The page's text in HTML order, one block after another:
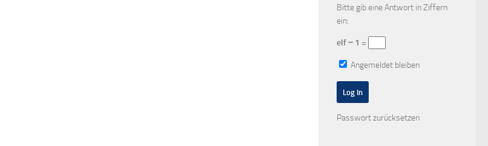
Bitte gib eine Antwort in Ziffern
ein:
elf − 1 =
Angemeldet bleiben
Passwort zurücksetzen